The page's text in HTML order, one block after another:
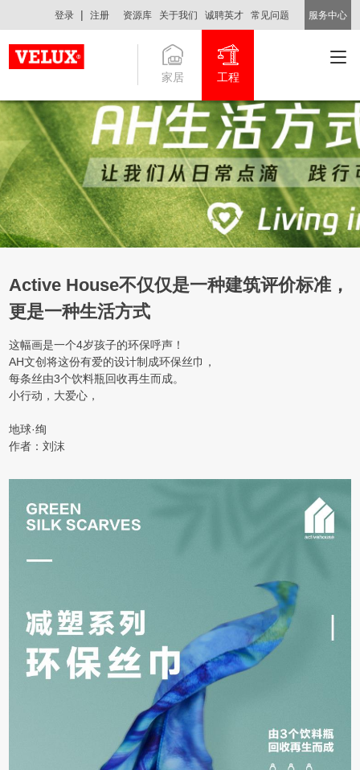
登录 | 注册 资源库 关于我们 诚聘英才 常见问题 服务中心
家居 工程
Active House不仅仅是一种建筑评价标准，
更是一种生活方式
这幅画是一个4岁孩子的环保呼声！
AH文创将这份有爱的设计制成环保丝巾，
每条丝由3个饮料瓶回收再生而成。
小行动，大爱心，
地球·绚
作者：刘沫